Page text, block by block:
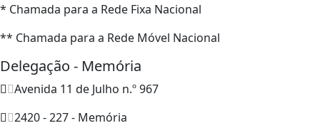
* Chamada para a Rede Fixa Nacional
** Chamada para a Rede Móvel Nacional
Delegação - Memória
Avenida 11 de Julho n.º 967
2420 - 227 - Memória